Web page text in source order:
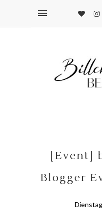
[Event]
Blogger